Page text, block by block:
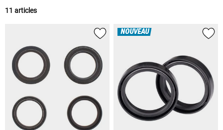
11 articles
NOUVEAU